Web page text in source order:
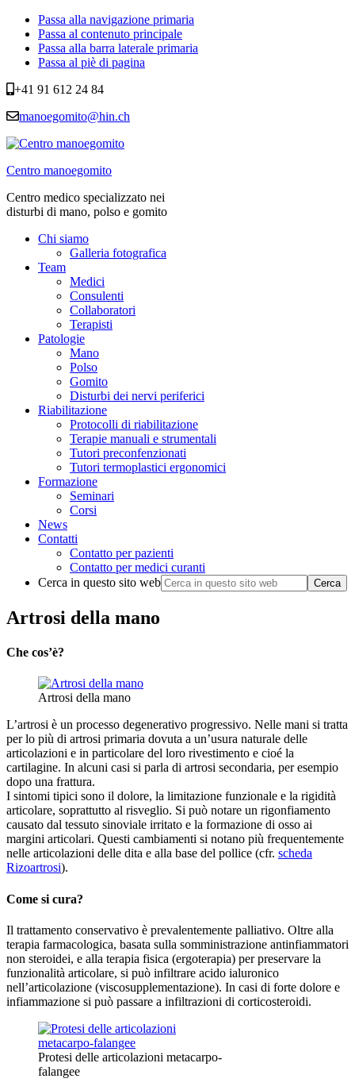
Passa alla navigazione primaria
Passa al contenuto principale
Passa alla barra laterale primaria
Passa al piè di pagina
+41 91 612 24 84
manoegomito@hin.ch
Centro manoegomito
Centro medico specializzato nei
disturbi di mano, polso e gomito
Chi siamo
Galleria fotografica
Team
Medici
Consulenti
Collaboratori
Terapisti
Patologie
Mano
Polso
Gomito
Disturbi dei nervi periferici
Riabilitazione
Protocolli di riabilitazione
Terapie manuali e strumentali
Tutori preconfenzionati
Tutori termoplastici ergonomici
Formazione
Seminari
Corsi
News
Contatti
Contatto per pazienti
Contatto per medici curanti
Cerca in questo sito web
Artrosi della mano
Che cos’è?
Artrosi della mano
L’artrosi è un processo degenerativo progressivo. Nelle mani si tratta
per lo più di artrosi primaria dovuta a un’usura naturale delle
articolazioni e in particolare del loro rivestimento e cioé la
cartilagine. In alcuni casi si parla di artrosi secondaria, per esempio
dopo una frattura.
I sintomi tipici sono il dolore, la limitazione funzionale e la rigidità
articolare, soprattutto al risveglio. Si può notare un rigonfiamento
causato dal tessuto sinoviale irritato e la formazione di osso ai
margini articolari. Questi cambiamenti si notano più frequentemente
nelle articolazioni delle dita e alla base del pollice (cfr. scheda
Rizoartrosi).
Come si cura?
Il trattamento conservativo è prevalentemente palliativo. Oltre alla
terapia farmacologica, basata sulla somministrazione antinfiammatori
non steroidei, e alla terapia fisica (ergoterapia) per preservare la
funzionalità articolare, si può infiltrare acido ialuronico
nell’articolazione (viscosupplementazione). In casi di forte dolore e
infiammazione si può passare a infiltrazioni di corticosteroidi.
Protesi delle articolazioni metacarpo-
falangee